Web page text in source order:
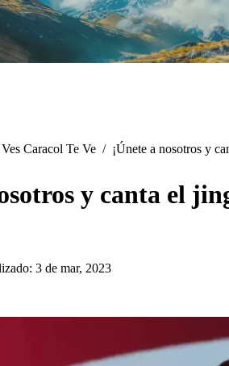
Caracol Te Ve / ¡Únete a nosotros y
y canta el
3 de mar, 2023